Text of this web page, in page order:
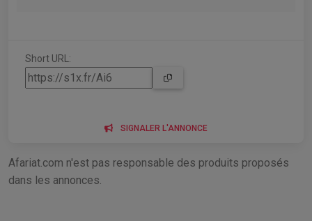
Short URL:
SIGNALER L'ANNONCE
Afariat.com n'est pas responsable des produits proposés
dans les annonces.